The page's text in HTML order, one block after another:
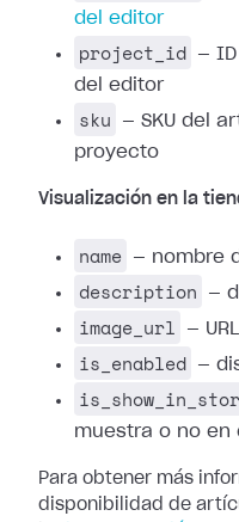
del editor
project_id
—
del editor
sku
— SKU del
proyecto
Visualización en la
name — nombre
description —
image_url —
is_enabled —
muestra o no en
Para obtener más
disponibilidad de